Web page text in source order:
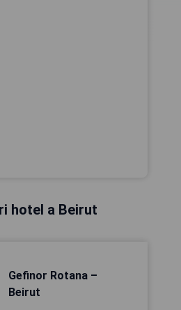
hotel a Beirut
Gefinor Rotana –
Beirut